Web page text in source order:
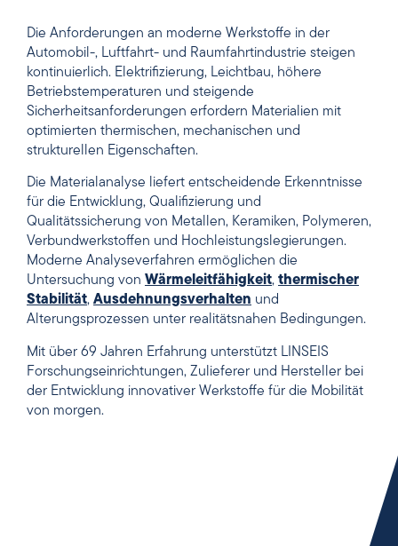
Die Anforderungen an moderne Werkstoffe in der
Automobil-, Luftfahrt- und Raumfahrtindustrie steigen
kontinuierlich. Elektrifizierung, Leichtbau, höhere
Betriebstemperaturen und steigende
Sicherheitsanforderungen erfordern Materialien mit
optimierten thermischen, mechanischen und
strukturellen Eigenschaften.
Die Materialanalyse liefert entscheidende Erkenntnisse
für die Entwicklung, Qualifizierung und
Qualitätssicherung von Metallen, Keramiken, Polymeren,
Verbundwerkstoffen und Hochleistungslegierungen.
Moderne Analyseverfahren ermöglichen die
Untersuchung von Wärmeleitfähigkeit, thermischer
Stabilität, Ausdehnungsverhalten und
Alterungsprozessen unter realitätsnahen Bedingungen.
Mit über 69 Jahren Erfahrung unterstützt LINSEIS
Forschungseinrichtungen, Zulieferer und Hersteller bei
der Entwicklung innovativer Werkstoffe für die Mobilität
von morgen.